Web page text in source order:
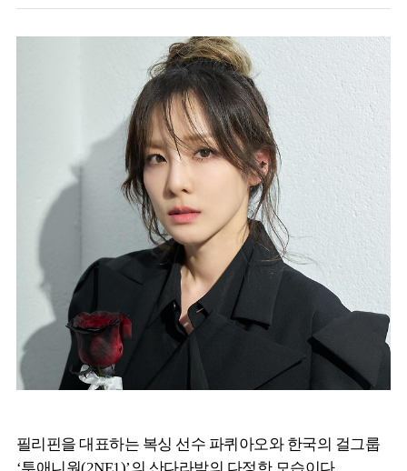
필리핀을 대표하는 복싱 선수 파퀴아오와 한국의 걸그룹